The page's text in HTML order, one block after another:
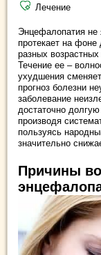
Лечение
Энцефалопатия не
протекает на фоне
разных
Течение ее –
ухудшения
прогноз болезни
заболевание
достаточно
производя
пользуясь
значительно
Причины